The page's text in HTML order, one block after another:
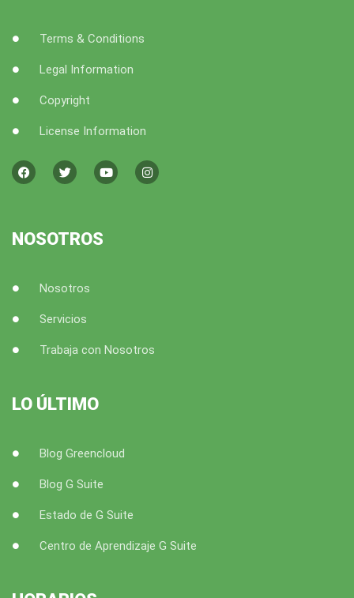
Terms & Conditions
Legal Information
Copyright
License Information
a
c
e
k
w
i
t
o
u
t
n
s
t
NOSOTROS
Nosotros
Servicios
Trabaja con Nosotros
LO ÚLTIMO
Blog Greencloud
Blog G Suite
Estado de G Suite
Centro de Aprendizaje G Suite